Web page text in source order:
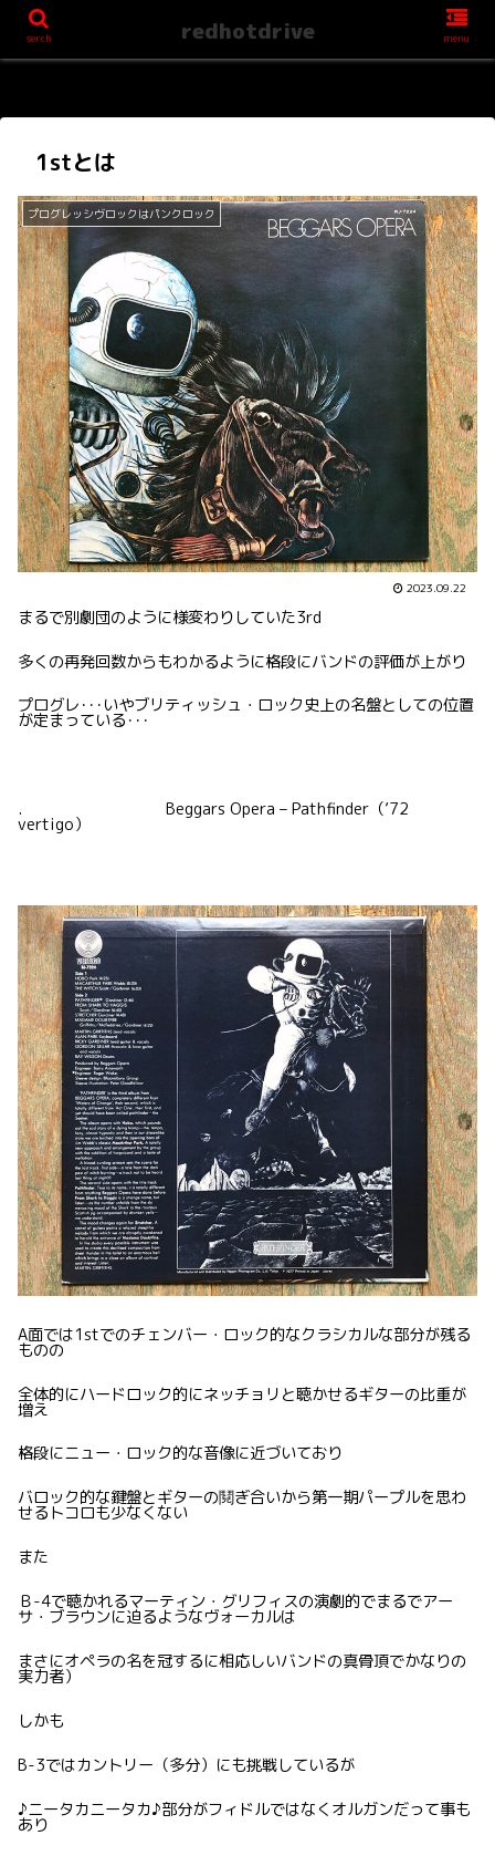
1stとは
プログレッシヴロックはパンクロック
2023.09.22
まるで別劇団のように様変わりしていた3rd
多くの再発回数からもわかるように格段にバンドの評価が上がり
プログレ･･･いやブリティッシュ・ロック史上の名盤としての位置
が定まっている･･･
. Beggars Opera – Pathfinder（’72
vertigo）
A面では1stでのチェンバー・ロック的なクラシカルな部分が残る
ものの
全体的にハードロック的にネッチョリと聴かせるギターの比重が
増え
格段にニュー・ロック的な音像に近づいており
バロック的な鍵盤とギターの鬩ぎ合いから第一期パープルを思わ
せるトコロも少なくない
また
Ｂ-4で聴かれるマーティン・グリフィスの演劇的でまるでアー
サ・ブラウンに迫るようなヴォーカルは
まさにオペラの名を冠するに相応しいバンドの真骨頂でかなりの
実力者）
しかも
B-3ではカントリー（多分）にも挑戦しているが
♪ニータカニータカ♪部分がフィドルではなくオルガンだって事も
あり
serch redhotdrive menu